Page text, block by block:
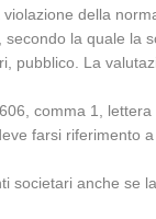
della
la quale la
pubblico. La
comma 1,
farsi
anche se